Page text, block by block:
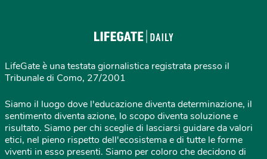
LifeGate è una testata giornalistica registrata presso il
Tribunale di Como, 27/2001
Siamo il luogo dove l'educazione diventa determinazione, il
sentimento diventa azione, lo scopo diventa soluzione e
risultato. Siamo per chi sceglie di lasciarsi guidare da valori
etici, nel pieno rispetto dell'ecosistema e di tutte le forme
viventi in esso presenti. Siamo per coloro che decidono di